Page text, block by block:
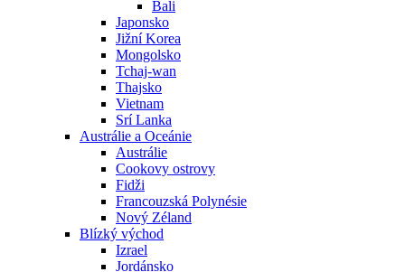
Bali
Japonsko
Jižní Korea
Mongolsko
Tchaj-wan
Thajsko
Vietnam
Srí Lanka
Austrálie a Oceánie
Austrálie
Cookovy ostrovy
Fidži
Francouzská Polynésie
Nový Zéland
Blízký východ
Izrael
Jordánsko